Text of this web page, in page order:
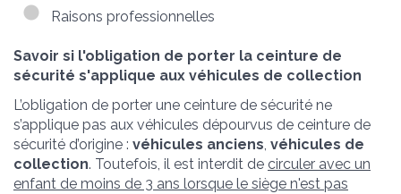
Raisons professionnelles
Savoir si l'obligation de porter la ceinture de
sécurité s'applique aux véhicules de collection
L’obligation de porter une ceinture de sécurité ne
s’applique pas aux véhicules dépourvus de ceinture de
sécurité d’origine : véhicules anciens, véhicules de
collection. Toutefois, il est interdit de circuler avec un
enfant de moins de 3 ans lorsque le siège n'est pas